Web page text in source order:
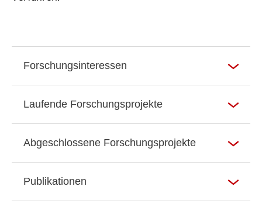
Forschungsinteressen
Laufende Forschungsprojekte
Abgeschlossene Forschungsprojekte
Publikationen